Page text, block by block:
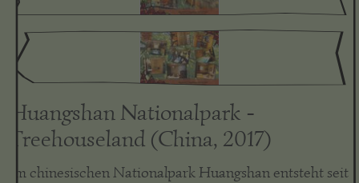
Huangshan Nationalpark -
Treehouseland (China, 2017)
Im chinesischen Nationalpark Huangshan entsteht seit